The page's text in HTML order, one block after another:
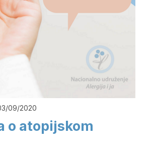
09/2020
o atopijskom